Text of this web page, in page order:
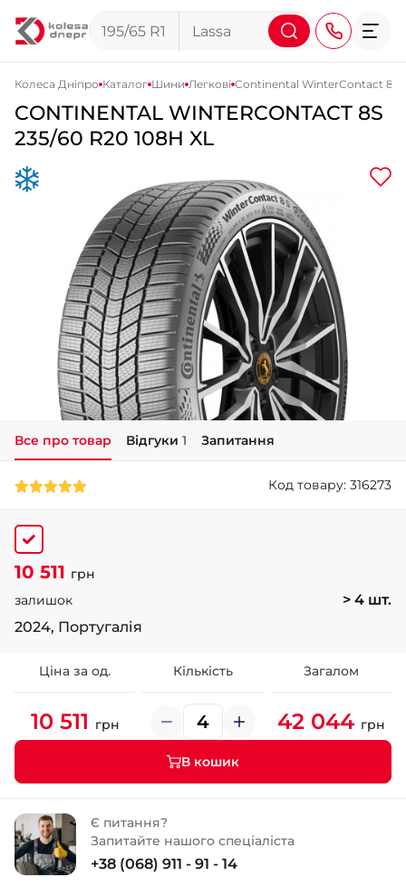
+38 (067) 113-44-44
+38 (095) 276-44-44
+38 (067) 911-14-14
- на Щепкіна
+38 (098) 911-911-0
- на Тополі
+38 (098) 911-911-4
- на Калиновій
+38 (077) 7-184-184
- Донецьке шосе
+38 (050)-911-911-2
+38 (099)-643-33-77
Колеса Дніпро Каталог Шини Легкові Continental WinterContact 8S
CONTINENTAL WINTERCONTACT 8S
235/60 R20 108H XL
Все про товар Відгуки 1 Запитання
Код товару: 316273
10 511 грн
залишок
> 4 шт.
2024, Португалія
Ціна за од. Кількість Загалом
10 511 грн 42 044 грн
В кошик
Є питання?
Запитайте нашого спеціаліста
+38 (068) 911 - 91 - 14